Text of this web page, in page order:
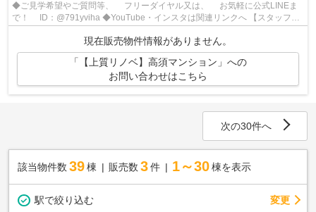
◆ご見学希望やご質問等、 フリーダイヤル又は、 お気軽に公式LINEま
で！ ID：@791yviha ◆YouTube・インスタは関連リンクへ 【スタッフお
現在販売物件情報がありません。
「【上質リノベ】高須マンション」への
お問い合わせはこちら
次の30件へ
該当物件数 39棟 販売数 3 件 1～30 棟を表示
駅で絞り込む 変更